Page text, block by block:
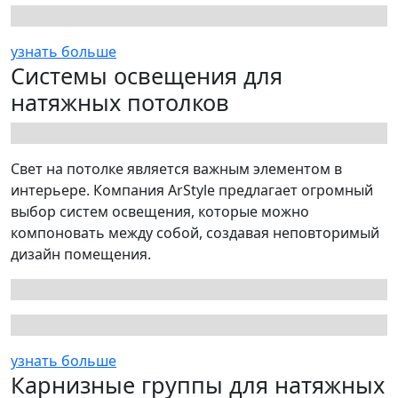
узнать больше
Системы освещения для
натяжных потолков
Свет на потолке является важным элементом в
интерьере. Компания ArStyle предлагает огромный
выбор систем освещения, которые можно
компоновать между собой, создавая неповторимый
дизайн помещения.
узнать больше
Карнизные группы для натяжных